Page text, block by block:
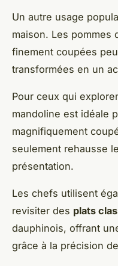
Un autre usage
maison. Les pommes
finement coupées
transformées en un
Pour ceux qui
mandoline est idéale
magnifiquement
seulement rehausse
présentation.
Les chefs utilisent
revisiter des plats
dauphinois, offrant
grâce à la précision